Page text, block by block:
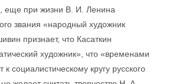
еще при жизни В. И. Ленина
звания «народный художник
признает, что Касаткин
художник», что «временами
социалистическому кругу русского